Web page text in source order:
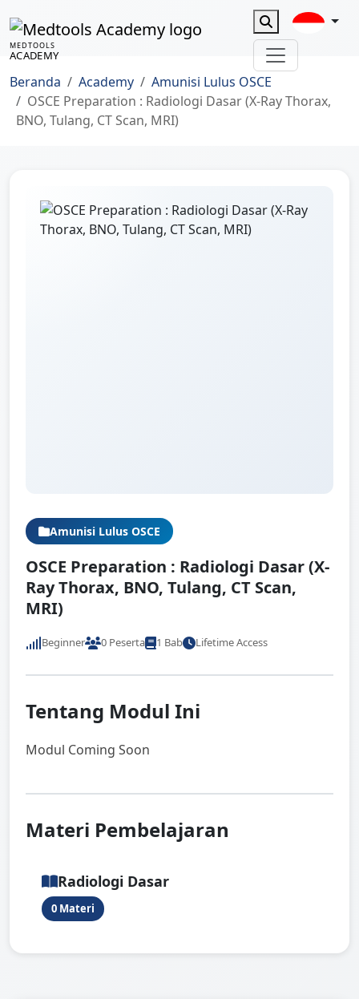
MEDTOOLS
ACADEMY
Beranda Academy
Amunisi Lulus OSCE
OSCE Preparation : Radiologi Dasar (X-Ray Thorax,
BNO, Tulang, CT Scan, MRI)
Amunisi Lulus OSCE
OSCE Preparation : Radiologi Dasar (X-
Ray Thorax, BNO, Tulang, CT Scan,
MRI)
Beginner 0 Peserta 1 Bab Lifetime Access
Tentang Modul Ini
Modul Coming Soon
Materi Pembelajaran
Radiologi Dasar
0 Materi